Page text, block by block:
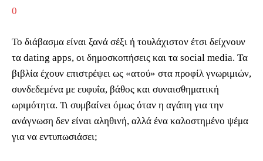
0
Το διάβασμα είναι ξανά σέξι ή τουλάχιστον έτσι δείχνουν
τα dating apps, οι δημοσκοπήσεις και τα social media. Τα
βιβλία έχουν επιστρέψει ως «ατού» στα προφίλ γνωριμιών,
συνδεδεμένα με ευφυΐα, βάθος και συναισθηματική
ωριμότητα. Τι συμβαίνει όμως όταν η αγάπη για την
ανάγνωση δεν είναι αληθινή, αλλά ένα καλοστημένο ψέμα
για να εντυπωσιάσει;